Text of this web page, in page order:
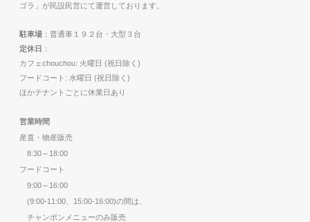
ゴラ」が民設民営にて運営しております。
駐車場 ：普通車１９２台・大型３台
定休日 ：
カフェchouchou: 火曜日 (祝日除く)
フードコート: 水曜日 (祝日除く)
ほかテナントごとに休業日あり
営業時間
産直・物産販売
8:30～18:00
フードコート
9:00～16:00
(9:00-11:00、15:00-16:00)の間は、
チャンポンメニューのみ販売